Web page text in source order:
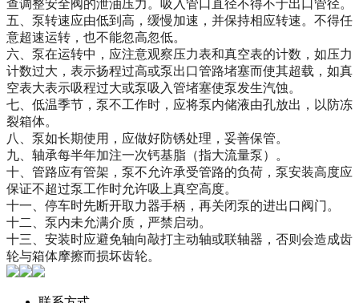
查调整安全阀的泄油压力。吸入管口直径不得不于出口管径。
五、泵转速应由低到高，缓慢加速，并保持相应转速。不得任
意超速运转，也不能忽高忽低。
六、泵在运转中，应注意观察压力表和真空表的计数，如压力
计数过大，表示扬程过高或泵出口管路堵塞而使其超载，如真
空表大表示吸程过大或泵吸入管堵塞使泵发生汽蚀。
七、低温季节，泵不工作时，应将泵内储液由孔放出，以防冻
裂箱体。
八、泵如长期使用，应做好防锈处理，妥善保管。
九、轴承每半年加注一次钙基脂（指大流量泵）。
十、管路应有管架，泵不允许承受管路的负荷，泵安装高度应
保证不超过泵工作时允许吸上真空高度。
十一、停车时先断开取力器手柄，再关闭泵的进出口阀门。
十二、泵内未允满介质，严禁启动。
十三、安装时应避免轴向敲打主动轴或联轴器，否则会造成齿
轮与箱体摩擦而损坏齿轮。